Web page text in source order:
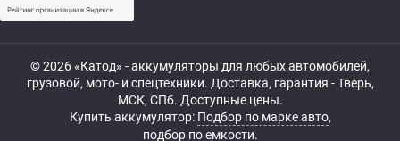
© 2026 «Катод» - аккумуляторы для любых автомобилей,
грузовой, мото- и спецтехники. Доставка, гарантия - Тверь,
МСК, СПб. Доступные цены.
Купить аккумулятор: Подбор по марке авто,
подбор по емкости.